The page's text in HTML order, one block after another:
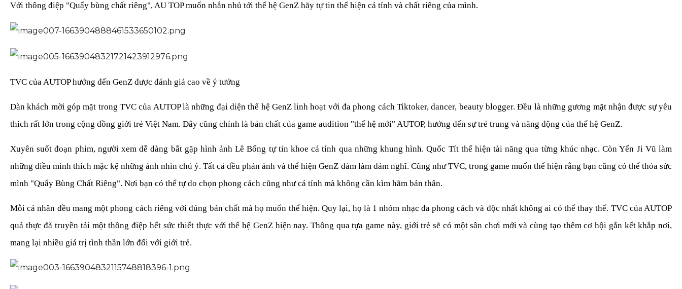
Với thông điệp "Quẩy bùng chất riêng", AU TOP muốn nhắn nhủ tới thế hệ GenZ hãy tự tin thể hiện cá tính và chất riêng của mình.
TVC của AUTOP hướng đến GenZ được đánh giá cao về ý tưởng
Dàn khách mời góp mặt trong TVC của AUTOP là những đại diện thế hệ GenZ linh hoạt với đa phong cách Tiktoker, dancer, beauty blogger. Đều là những gương mặt nhận được sự yêu
thích rất lớn trong cộng đồng giới trẻ Việt Nam. Đây cũng chính là bản chất của game audition "thế hệ mới" AUTOP, hướng đến sự trẻ trung và năng động của thế hệ GenZ.
Xuyên suốt đoạn phim, người xem dễ dàng bắt gặp hình ảnh Lê Bống tự tin khoe cá tính qua những khung hình. Quốc Tít thể hiện tài năng qua từng khúc nhạc. Còn Yến Ji Vũ làm
những điều mình thích mặc kệ những ánh nhìn chú ý. Tất cả đều phản ánh và thể hiện GenZ dám làm dám nghĩ. Cũng như TVC, trong game muốn thể hiện rằng bạn cũng có thể thỏa sức
mình "Quẩy Bùng Chất Riêng". Nơi bạn có thể tự do chọn phong cách cũng như cá tính mà không cần kìm hãm bản thân.
Mỗi cá nhân đều mang một phong cách riêng với đúng bản chất mà họ muốn thể hiện. Quy lại, họ là 1 nhóm nhạc đa phong cách và độc nhất không ai có thể thay thế. TVC của AUTOP
quả thực đã truyền tải một thông điệp hết sức thiết thực với thế hệ GenZ hiện nay. Thông qua tựa game này, giới trẻ sẽ có một sân chơi mới và cùng tạo thêm cơ hội gắn kết khắp nơi,
mang lại nhiều giá trị tình thần lớn đối với giới trẻ.